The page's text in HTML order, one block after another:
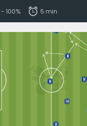
100% 5 min